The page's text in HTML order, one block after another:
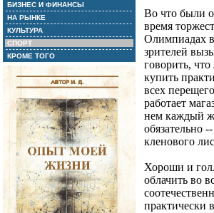
БИЗНЕС И ФИНАНСЫ
НА РЫНКЕ
КУЛЬТУРА
СПОРТ
КРОМЕ ТОГО
Во что были
время
Олимпиадах в
зрителей
говорить,
купить
всех
работает
нем каждый
обязательно
кленового
Хороши и
облачить во
практически